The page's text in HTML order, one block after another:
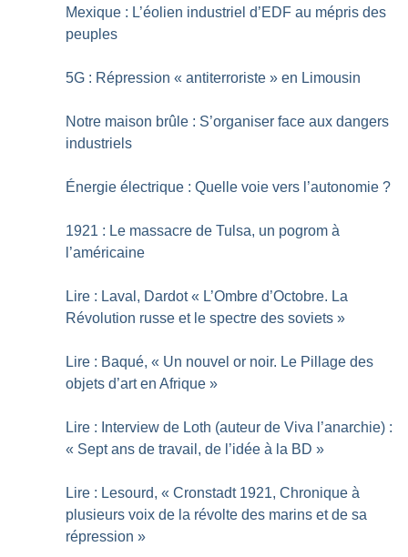
Mexique : L’éolien industriel d’EDF au mépris des
peuples
5G : Répression « antiterroriste » en Limousin
Notre maison brûle : S’organiser face aux dangers
industriels
Énergie électrique : Quelle voie vers l’autonomie ?
1921 : Le massacre de Tulsa, un pogrom à
l’américaine
Lire : Laval, Dardot « L’Ombre d’Octobre. La
Révolution russe et le spectre des soviets »
Lire : Baqué, « Un nouvel or noir. Le Pillage des
objets d’art en Afrique »
Lire : Interview de Loth (auteur de Viva l’anarchie) :
« Sept ans de travail, de l’idée à la BD »
Lire : Lesourd, « Cronstadt 1921, Chronique à
plusieurs voix de la révolte des marins et de sa
répression »